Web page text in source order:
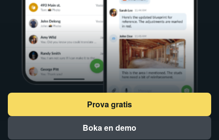
Prova gratis
Boka en demo